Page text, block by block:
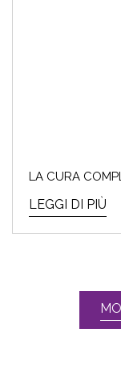
LA CURA
LEGGI DI PIÙ